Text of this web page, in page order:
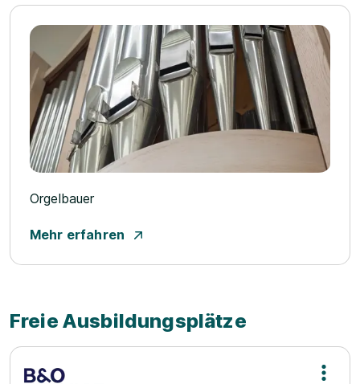
Orgelbauer
Mehr erfahren
Freie Ausbildungsplätze